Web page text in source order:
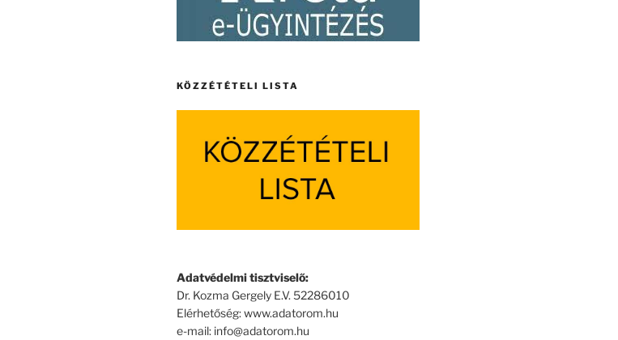
KÖZZÉTÉTELI LISTA
Adatvédelmi tisztviselő:
Dr. Kozma Gergely E.V. 52286010
Elérhetőség: www.adatorom.hu
e-mail: info@adatorom.hu